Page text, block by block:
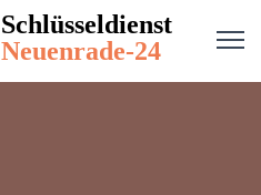
Schlüsseldienst
Neuenrade-24